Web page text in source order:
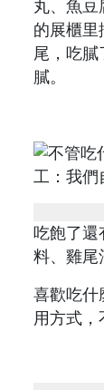
丸、魚豆
的展櫃里
尾，吃
膩。
吃飽了還
料、雞尾
喜歡吃什
用方式，